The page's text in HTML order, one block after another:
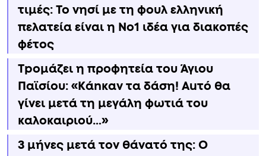
τιμές: Το νησί με τη φουλ ελληνική
πελατεία είναι η No1 ιδέα για διακοπές
φέτος
Τpομάζει η προφητεία του Άγιου
Παϊσίου: «Κάnκαν τα δάση! Αuτό θα
γίνει μετά τη μεγάλη φωτιά του
καλοκαιριού…»
3 μήνες μετά τον θάνατό της: Ο